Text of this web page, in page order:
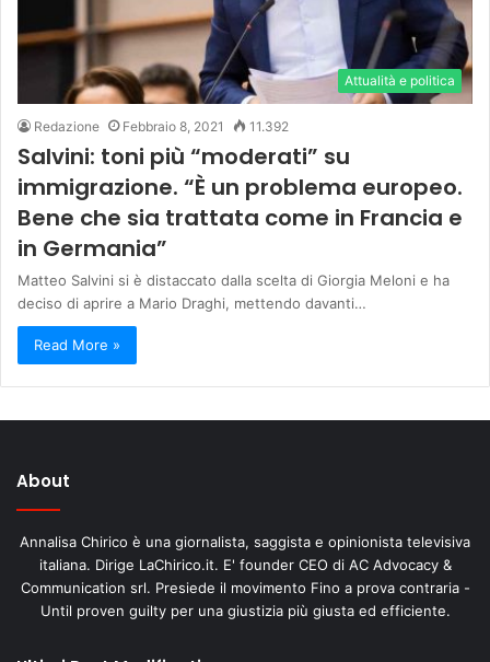
Attualità e politica
Redazione Febbraio 8, 2021 11.392
Salvini: toni più “moderati” su
immigrazione. “È un problema europeo.
Bene che sia trattata come in Francia e
in Germania”
Matteo Salvini si è distaccato dalla scelta di Giorgia Meloni e ha
deciso di aprire a Mario Draghi, mettendo davanti…
Read More »
About
Annalisa Chirico è una giornalista, saggista e opinionista televisiva
italiana. Dirige LaChirico.it. E' founder CEO di AC Advocacy &
Communication srl. Presiede il movimento Fino a prova contraria -
Until proven guilty per una giustizia più giusta ed efficiente.